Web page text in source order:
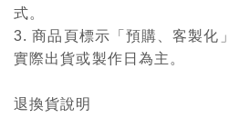
式。
3. 商品頁標示「預購、客製化
實際出貨或製作日為主。
退換貨說明